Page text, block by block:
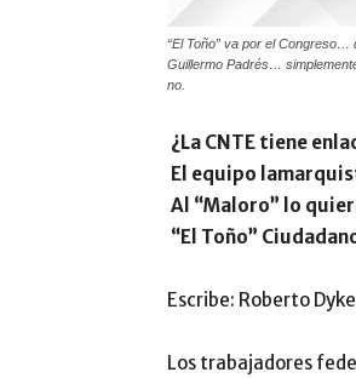
“El Toño” va por el
Guillermo Padrés…
no.
¿La CNTE tiene
El equipo
Al “Maloro” lo
“El Toño”
Escribe: Roberto
Los trabajadores